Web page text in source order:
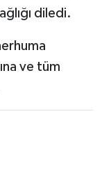
diledi.
ve tüm